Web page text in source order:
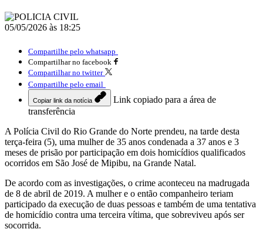
05/05/2026 às 18:25
Compartilhe pelo whatsapp
Compartilhar no facebook
Compartilhar no twitter
Compartilhe pelo email
Copiar link da notícia
Link copiado para a área de
transferência
A Polícia Civil do Rio Grande do Norte prendeu, na tarde desta
terça-feira (5), uma mulher de 35 anos condenada a 37 anos e 3
meses de prisão por participação em dois homicídios qualificados
ocorridos em São José de Mipibu, na Grande Natal.
De acordo com as investigações, o crime aconteceu na madrugada
de 8 de abril de 2019. A mulher e o então companheiro teriam
participado da execução de duas pessoas e também de uma tentativa
de homicídio contra uma terceira vítima, que sobreviveu após ser
socorrida.